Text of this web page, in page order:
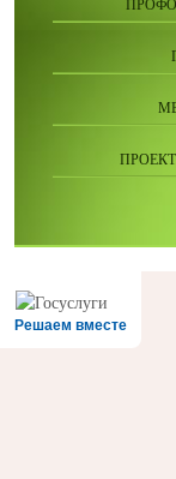
Решаем вместе